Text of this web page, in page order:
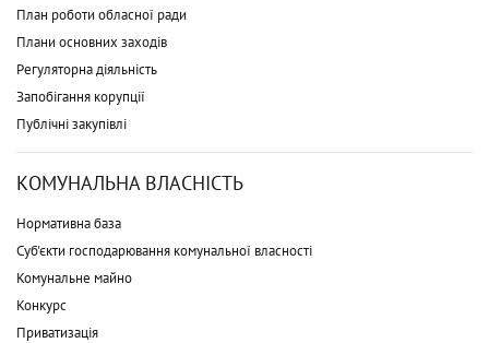
План роботи обласної ради
Плани основних заходів
Регуляторна діяльність
Запобігання корупції
Публічні закупівлі
КОМУНАЛЬНА ВЛАСНІСТЬ
Нормативна база
Суб'єкти господарювання комунальної власності
Комунальне майно
Конкурс
Приватизація